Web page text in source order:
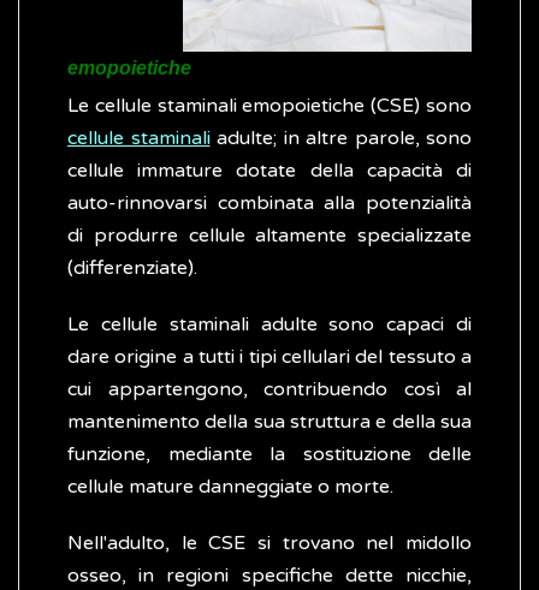
emopoietiche
Le cellule staminali emopoietiche (CSE) sono
cellule staminaliadulte; in altre parole, sono
cellule immature dotate della capacità di
auto-rinnovarsi combinata alla potenzialità
di produrre cellule altamente specializzate
(differenziate).
Le cellule staminali adulte sono capaci di
dare origine a tutti i tipi cellulari del tessuto a
cui appartengono, contribuendo così al
mantenimento della sua struttura e della sua
funzione, mediante la sostituzione delle
cellule mature danneggiate o morte.
Nell'adulto, le CSE si trovano nel midollo
osseo, in regioni specifiche dette nicchie,